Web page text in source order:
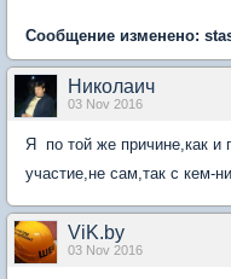
Сообщение изменено:
Николаич
03 Nov 2016
Я по той же причине,как и
участие,не сам,так с кем-
ViK.by
03 Nov 2016